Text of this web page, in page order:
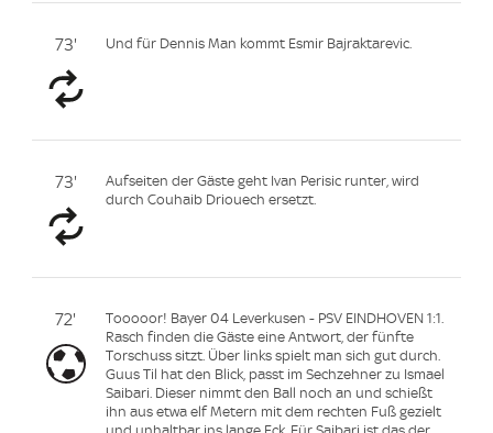
73' Und für Dennis Man kommt Esmir Bajraktarevic.
73'
Aufseiten der Gäste geht Ivan Perisic runter, wird
durch Couhaib Driouech ersetzt.
72'
Tooooor! Bayer 04 Leverkusen - PSV EINDHOVEN 1:1.
Rasch finden die Gäste eine Antwort, der fünfte
Torschuss sitzt. Über links spielt man sich gut durch.
Guus Til hat den Blick, passt im Sechzehner zu Ismael
Saibari. Dieser nimmt den Ball noch an und schießt
ihn aus etwa elf Metern mit dem rechten Fuß gezielt